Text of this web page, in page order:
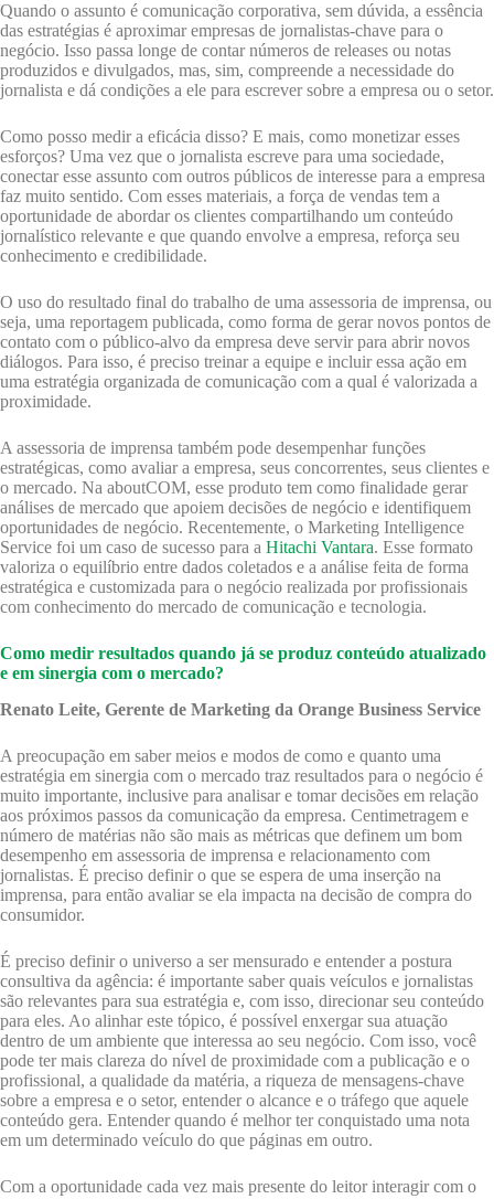
Quando o assunto é comunicação corporativa, sem dúvida, a essência
das estratégias é aproximar empresas de jornalistas-chave para o
negócio. Isso passa longe de contar números de releases ou notas
produzidos e divulgados, mas, sim, compreende a necessidade do
jornalista e dá condições a ele para escrever sobre a empresa ou o setor.
Como posso medir a eficácia disso? E mais, como monetizar esses
esforços? Uma vez que o jornalista escreve para uma sociedade,
conectar esse assunto com outros públicos de interesse para a empresa
faz muito sentido. Com esses materiais, a força de vendas tem a
oportunidade de abordar os clientes compartilhando um conteúdo
jornalístico relevante e que quando envolve a empresa, reforça seu
conhecimento e credibilidade.
O uso do resultado final do trabalho de uma assessoria de imprensa, ou
seja, uma reportagem publicada, como forma de gerar novos pontos de
contato com o público-alvo da empresa deve servir para abrir novos
diálogos. Para isso, é preciso treinar a equipe e incluir essa ação em
uma estratégia organizada de comunicação com a qual é valorizada a
proximidade.
A assessoria de imprensa também pode desempenhar funções
estratégicas, como avaliar a empresa, seus concorrentes, seus clientes e
o mercado. Na aboutCOM, esse produto tem como finalidade gerar
análises de mercado que apoiem decisões de negócio e identifiquem
oportunidades de negócio. Recentemente, o Marketing Intelligence
Service foi um caso de sucesso para a Hitachi Vantara. Esse formato
valoriza o equilíbrio entre dados coletados e a análise feita de forma
estratégica e customizada para o negócio realizada por profissionais
com conhecimento do mercado de comunicação e tecnologia.
Como medir resultados quando já se produz conteúdo atualizado
e em sinergia com o mercado?
Renato Leite, Gerente de Marketing da Orange Business Service
A preocupação em saber meios e modos de como e quanto uma
estratégia em sinergia com o mercado traz resultados para o negócio é
muito importante, inclusive para analisar e tomar decisões em relação
aos próximos passos da comunicação da empresa. Centimetragem e
número de matérias não são mais as métricas que definem um bom
desempenho em assessoria de imprensa e relacionamento com
jornalistas. É preciso definir o que se espera de uma inserção na
imprensa, para então avaliar se ela impacta na decisão de compra do
consumidor.
É preciso definir o universo a ser mensurado e entender a postura
consultiva da agência: é importante saber quais veículos e jornalistas
são relevantes para sua estratégia e, com isso, direcionar seu conteúdo
para eles. Ao alinhar este tópico, é possível enxergar sua atuação
dentro de um ambiente que interessa ao seu negócio. Com isso, você
pode ter mais clareza do nível de proximidade com a publicação e o
profissional, a qualidade da matéria, a riqueza de mensagens-chave
sobre a empresa e o setor, entender o alcance e o tráfego que aquele
conteúdo gera. Entender quando é melhor ter conquistado uma nota
em um determinado veículo do que páginas em outro.
Com a oportunidade cada vez mais presente do leitor interagir com o